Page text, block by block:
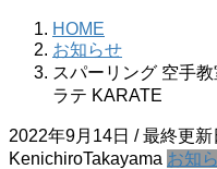
HOME
お知らせ
スパーリング 空手
ラテ KARATE
2022年9月14日 / 最終更新
KenichiroTakayama お知